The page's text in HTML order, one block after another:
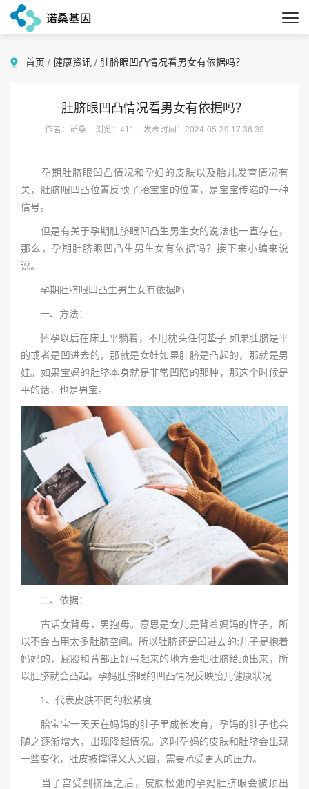
首页 / 健康资讯 / 肚脐眼凹凸情况看男女有依据吗？
肚脐眼凹凸情况看男女有依据吗？
作者：诺桑 浏览：411 发表时间：2024-05-29 17:36:39
孕期肚脐眼凹凸情况和孕妇的皮肤以及胎儿发育情况有
关，肚脐眼凹凸位置反映了胎宝宝的位置，是宝宝传递的一种
信号。
但是有关于孕期肚脐眼凹凸生男生女的说法也一直存在，
那么，孕期肚脐眼凹凸生男生女有依据吗？接下来小编来说
说。
孕期肚脐眼凹凸生男生女有依据吗
一、方法：
怀孕以后在床上平躺着，不用枕头任何垫子.如果肚脐是平
的或者是凹进去的，那就是女娃如果肚脐是凸起的，那就是男
娃。如果宝妈的肚脐本身就是非常凹陷的那种，那这个时候是
平的话，也是男宝。
二、依据：
古话女背母，男抱母。意思是女儿是背着妈妈的样子，所
以不会占用太多肚脐空间。所以肚脐还是凹进去的;儿子是抱着
妈妈的，屁股和背部正好弓起来的地方会把肚脐给顶出来，所
以肚脐就会凸起。孕妈肚脐眼的凹凸情况反映胎儿健康状况
1、代表皮肤不同的松紧度
胎宝宝一天天在妈妈的肚子里成长发育，孕妈的肚子也会
随之逐渐增大，出现隆起情况。这时孕妈的皮肤和肚脐会出现
一些变化，肚皮被撑得又大又圆，需要承受更大的压力。
当子宫受到挤压之后，皮肤松弛的孕妈肚脐眼会被顶出